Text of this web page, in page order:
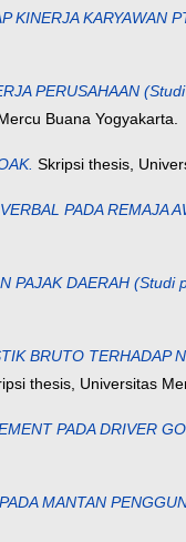
KARYAWAN
PERUSAHAAN
Buana Yogyakarta.
Skripsi thesis,
PADA REMAJA
PAJAK DAERAH
BRUTO TERHADAP
thesis, Universitas
PADA DRIVER
MANTAN